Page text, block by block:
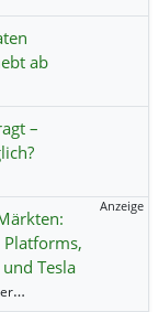
ab
–
Platforms,
Tesla
Gestern 14:00 Uhr • Partner • Societe Generale •
Anzeige